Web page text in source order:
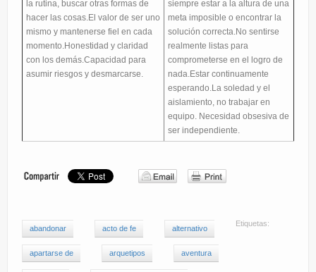
la rutina, buscar otras formas de
hacer las cosas.El valor de ser uno
mismo y mantenerse fiel en cada
momento.Honestidad y claridad
con los demás.Capacidad para
asumir riesgos y desmarcarse.
siempre estar a la altura de una
meta imposible o encontrar la
solución correcta.No sentirse
realmente listas para
comprometerse en el logro de
nada.Estar continuamente
esperando.La soledad y el
aislamiento, no trabajar en
equipo. Necesidad obsesiva de
ser independiente.
Etiquetas:
abandonar acto de fe alternativo
apartarse de arquetipos aventura